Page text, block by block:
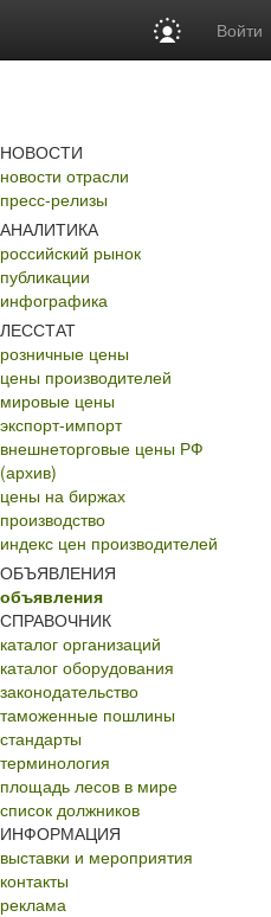
Войти
НОВОСТИ
новости отрасли
пресс-релизы
АНАЛИТИКА
российский рынок
публикации
инфографика
ЛЕССТАТ
розничные цены
цены производителей
мировые цены
экспорт-импорт
внешнеторговые цены РФ
(архив)
цены на биржах
производство
индекс цен производителей
ОБЪЯВЛЕНИЯ
объявления
СПРАВОЧНИК
каталог организаций
каталог оборудования
законодательство
таможенные пошлины
стандарты
терминология
площадь лесов в мире
список должников
ИНФОРМАЦИЯ
выставки и мероприятия
контакты
реклама